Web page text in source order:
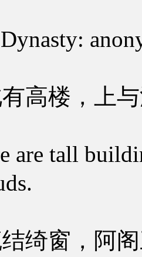
高楼，上
are tall
绮窗，阿